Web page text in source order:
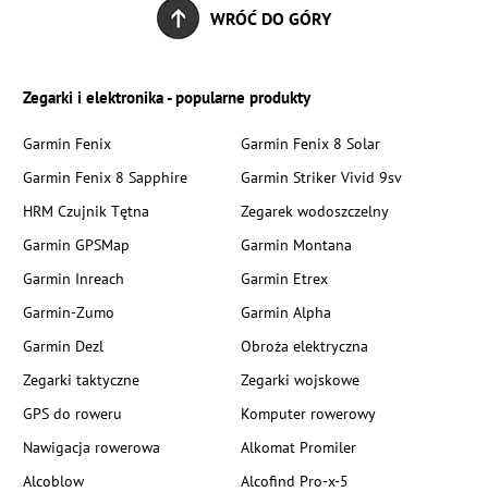
WRÓĆ DO GÓRY
Zegarki i elektronika - popularne produkty
Garmin Fenix
Garmin Fenix 8 Solar
Garmin Fenix 8 Sapphire
Garmin Striker Vivid 9sv
HRM Czujnik Tętna
Zegarek wodoszczelny
Garmin GPSMap
Garmin Montana
Garmin Inreach
Garmin Etrex
Garmin-Zumo
Garmin Alpha
Garmin Dezl
Obroża elektryczna
Zegarki taktyczne
Zegarki wojskowe
GPS do roweru
Komputer rowerowy
Nawigacja rowerowa
Alkomat Promiler
Alcoblow
Alcofind Pro-x-5